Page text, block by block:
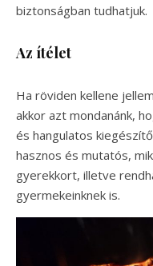
biztonságban tudhatjuk.
Az ítélet
Ha röviden kellene
akkor azt mondanánk,
és hangulatos
hasznos és mutatós,
gyerekkort, illetve
gyermekeinknek is.